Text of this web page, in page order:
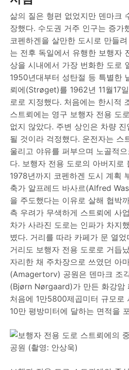
삶의 질은 형편 없었지만 덴마크
장했다. 수도권 거주 인구는 증가
코펜하겐을 살만한 도시로 만들
는 전후 독일에서 유행한 보행자
상을 시내에서 가장 번화한 도로
1950년대부터 성탄절 등 특별한
뢰에(Strøget)를 1962년 11월17
로로 지정했다. 처음에는 한시적
스트뢰에는 영구 보행자 전용 도
없지 않았다. 주변 상인은 차량
될 것이라 걱정했다. 운전자는 스
울리고 야유를 퍼부으며 노골적
다. 보행자 전용 도로의 아버지로
1978년까지 코펜하겐 도시 계획
축가 알프레드 바사르(Alfred
을 주도했다는 이유로 살해 협박
측 우려가 무색하게 스트뢰에 사
차가 사라진 도로는 인파가 차지
볐다. 거리를 따라 카페가 문 열
거리도 보행자 전용 도로로 거듭
자리한 채 주차장으로 쓰였던 아
(Amagertorv) 공원은 덴마크 조
(Bjørn Nørgaard)가 만든 화강암
처음에 1만5800제곱미터 규모로
10만 평방미터에 달하는 면적을